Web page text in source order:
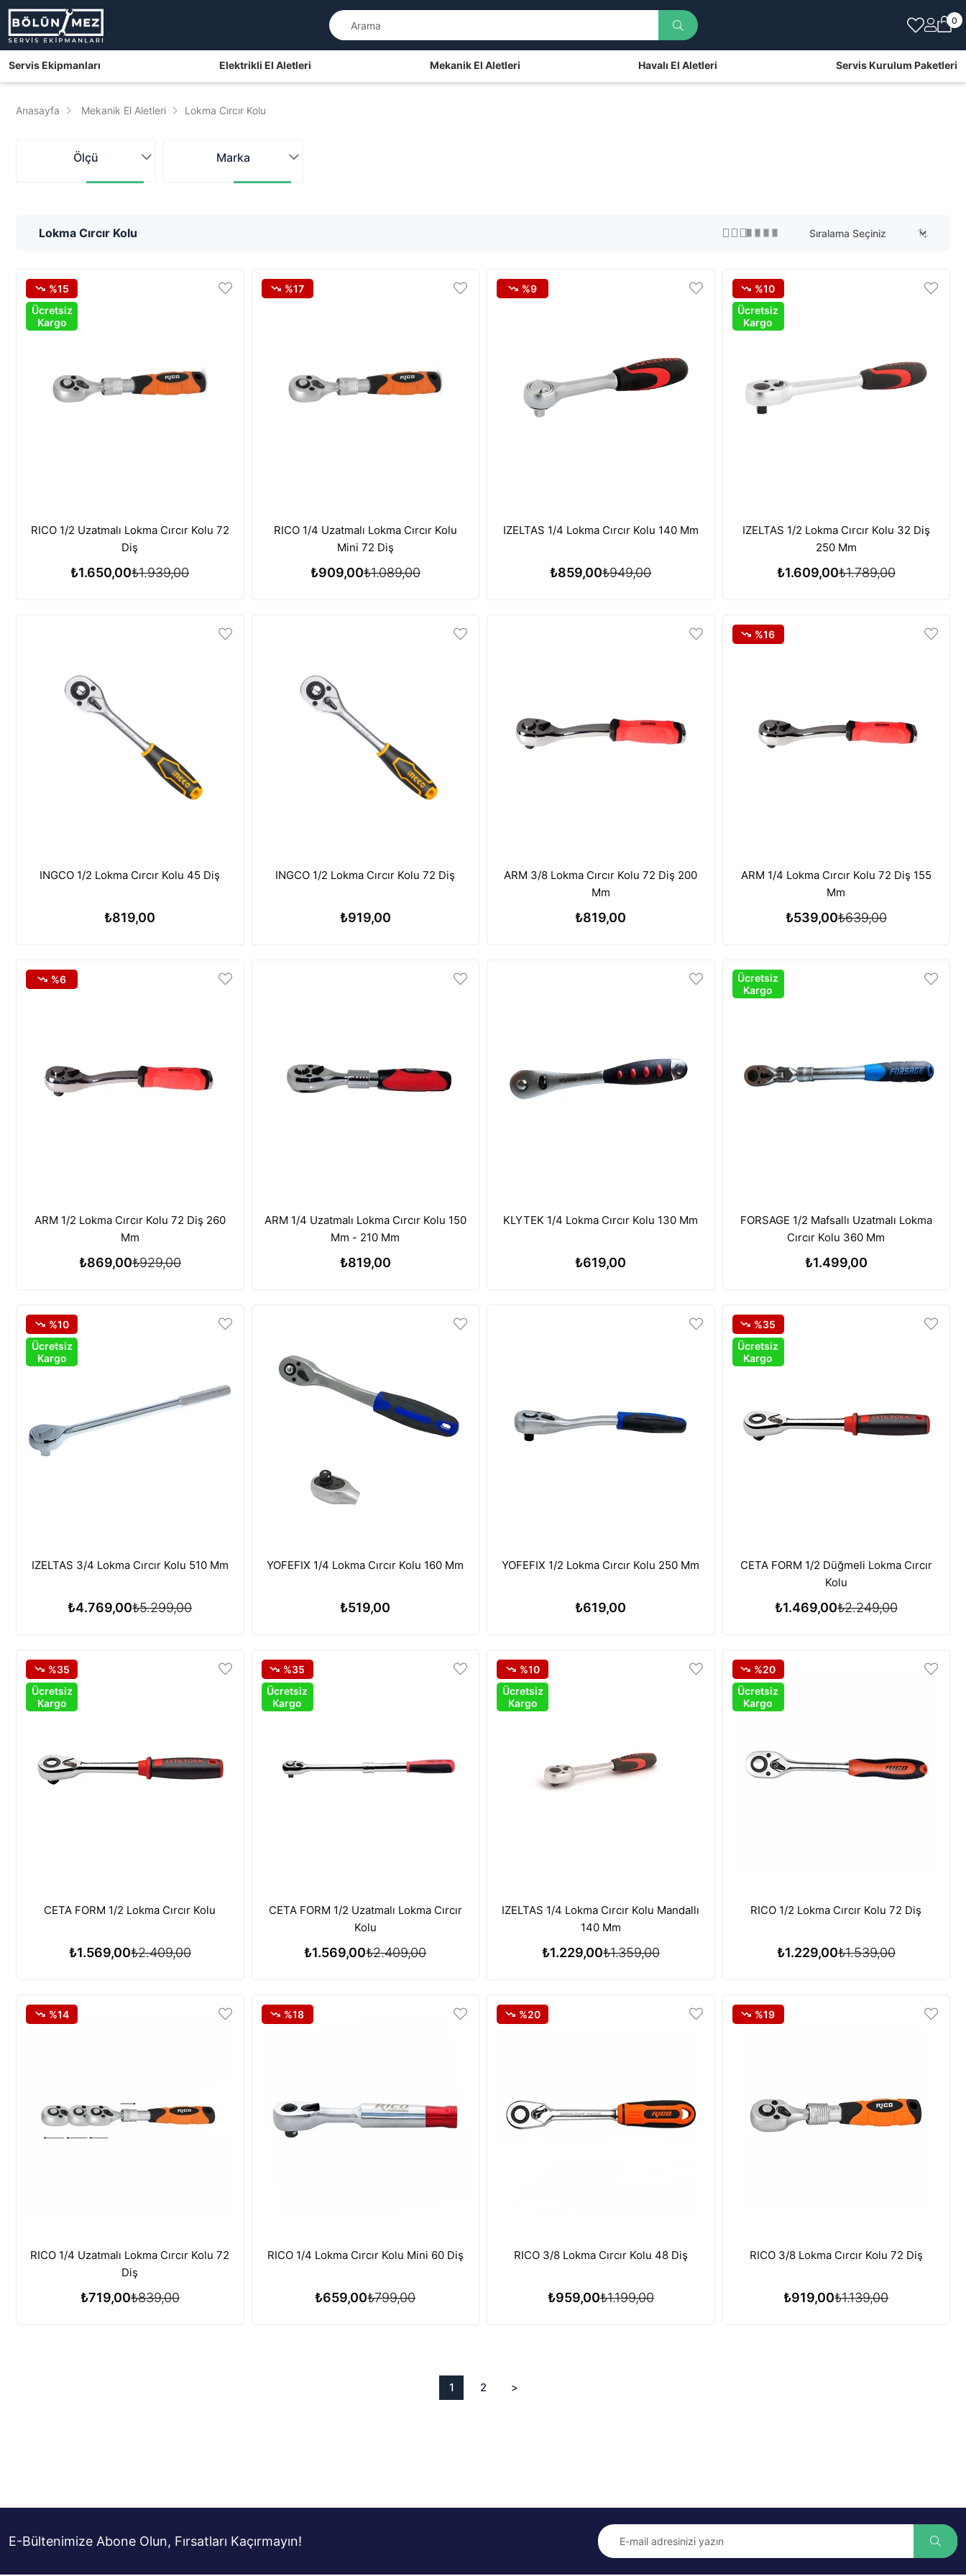
0
Servis Ekipmanları Elektrikli El Aletleri Mekanik El Aletleri Havalı El Aletleri Servis Kurulum Paketleri
Anasayfa Mekanik El Aletleri Lokma Cırcır Kolu
Lokma Cırcır Kolu
Ölçü Marka
RICO 1/2 Uzatmalı Lokma Cırcır Kolu 72
Diş
₺1.650,00₺1.939,00
%15
Ücretsiz
Kargo
RICO 1/4 Uzatmalı Lokma Cırcır Kolu
Mini 72 Diş
₺909,00₺1.089,00
%17
IZELTAS 1/4 Lokma Cırcır Kolu 140 Mm
₺859,00₺949,00
%9
IZELTAS 1/2 Lokma Cırcır Kolu 32 Diş
250 Mm
₺1.609,00₺1.789,00
%10
Ücretsiz
Kargo
INGCO 1/2 Lokma Cırcır Kolu 45 Diş
₺819,00
INGCO 1/2 Lokma Cırcır Kolu 72 Diş
₺919,00
ARM 3/8 Lokma Cırcır Kolu 72 Diş 200
Mm
₺819,00
ARM 1/4 Lokma Cırcır Kolu 72 Diş 155
Mm
₺539,00₺639,00
%16
ARM 1/2 Lokma Cırcır Kolu 72 Diş 260
Mm
₺869,00₺929,00
%6
ARM 1/4 Uzatmalı Lokma Cırcır Kolu 150
Mm - 210 Mm
₺819,00
KLYTEK 1/4 Lokma Cırcır Kolu 130 Mm
₺619,00
FORSAGE 1/2 Mafsallı Uzatmalı Lokma
Cırcır Kolu 360 Mm
₺1.499,00
Ücretsiz
Kargo
IZELTAS 3/4 Lokma Cırcır Kolu 510 Mm
₺4.769,00₺5.299,00
%10
Ücretsiz
Kargo
YOFEFIX 1/4 Lokma Cırcır Kolu 160 Mm
₺519,00
YOFEFIX 1/2 Lokma Cırcır Kolu 250 Mm
₺619,00
CETA FORM 1/2 Düğmeli Lokma Cırcır
Kolu
₺1.469,00₺2.249,00
%35
Ücretsiz
Kargo
CETA FORM 1/2 Lokma Cırcır Kolu
₺1.569,00₺2.409,00
%35
Ücretsiz
Kargo
CETA FORM 1/2 Uzatmalı Lokma Cırcır
Kolu
₺1.569,00₺2.409,00
%35
Ücretsiz
Kargo
IZELTAS 1/4 Lokma Cırcır Kolu Mandallı
140 Mm
₺1.229,00₺1.359,00
%10
Ücretsiz
Kargo
RICO 1/2 Lokma Cırcır Kolu 72 Diş
₺1.229,00₺1.539,00
%20
Ücretsiz
Kargo
RICO 1/4 Uzatmalı Lokma Cırcır Kolu 72
Diş
₺719,00₺839,00
%14
RICO 1/4 Lokma Cırcır Kolu Mini 60 Diş
₺659,00₺799,00
%18
RICO 3/8 Lokma Cırcır Kolu 48 Diş
₺959,00₺1.199,00
%20
RICO 3/8 Lokma Cırcır Kolu 72 Diş
₺919,00₺1.139,00
%19
1 2 >
E-Bültenimize Abone Olun, Fırsatları Kaçırmayın!